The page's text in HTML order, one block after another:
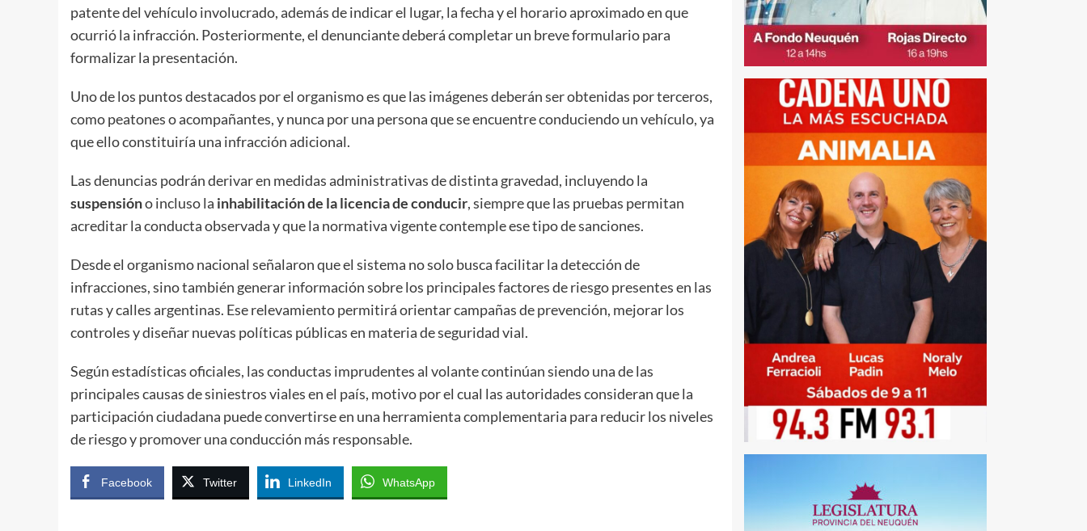
patente del vehículo involucrado, además de indicar el lugar, la fecha y el horario aproximado en que
ocurrió la infracción. Posteriormente, el denunciante deberá completar un breve formulario para
formalizar la presentación.
Uno de los puntos destacados por el organismo es que las imágenes deberán ser obtenidas por terceros,
como peatones o acompañantes, y nunca por una persona que se encuentre conduciendo un vehículo, ya
que ello constituiría una infracción adicional.
Las denuncias podrán derivar en medidas administrativas de distinta gravedad, incluyendo la
suspensióno incluso la inhabilitación de la licencia de conducir, siempre que las pruebas permitan
acreditar la conducta observada y que la normativa vigente contemple ese tipo de sanciones.
Desde el organismo nacional señalaron que el sistema no solo busca facilitar la detección de
infracciones, sino también generar información sobre los principales factores de riesgo presentes en las
rutas y calles argentinas. Ese relevamiento permitirá orientar campañas de prevención, mejorar los
controles y diseñar nuevas políticas públicas en materia de seguridad vial.
Según estadísticas oficiales, las conductas imprudentes al volante continúan siendo una de las
principales causas de siniestros viales en el país, motivo por el cual las autoridades consideran que la
participación ciudadana puede convertirse en una herramienta complementaria para reducir los niveles
de riesgo y promover una conducción más responsable.
Facebook Twitter LinkedIn WhatsApp